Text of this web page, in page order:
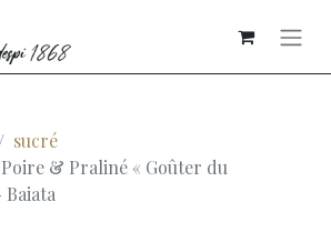
sucré
& Praliné « Goûter du